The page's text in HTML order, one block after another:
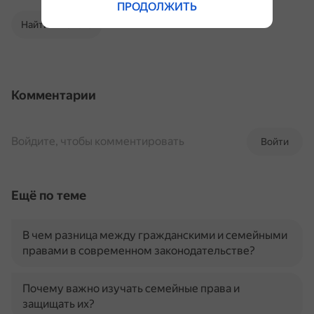
Найти в Поиске
Комментарии
Войти
Войдите, чтобы комментировать
Ещё по теме
В чем разница между гражданскими и семейными
правами в современном законодательстве?
Почему важно изучать семейные права и
защищать их?
ПРОДОЛЖИТЬ